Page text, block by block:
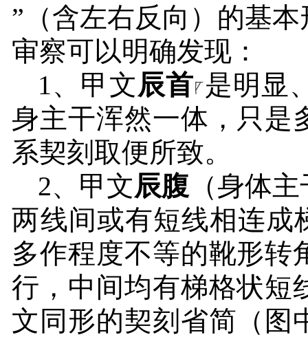
”（含左右反向）的基
审察可以明确发现：
1、甲文辰首 是明显
身主干浑然一体，只是
系契刻取便所致。
2、甲文辰腹（身体主
两线间或有短线相连成
多作程度不等的靴形转
行，中间均有梯格状短
文同形的契刻省简（图